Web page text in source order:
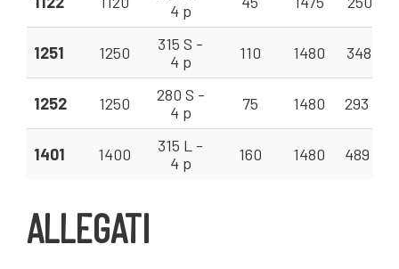
4 p
1251 1250
315 S -
4 p
110 1480 348 -
1252 1250
280 S -
4 p
75 1480 293 -
1401 1400
315 L -
4 p
160 1480 489 -
ALLEGATI